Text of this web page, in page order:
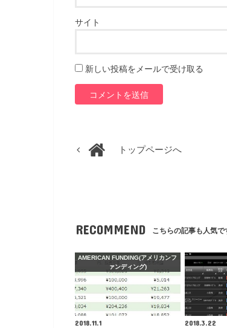
サイト
新しい投稿をメールで受け取る
トップページへ
RECOMMEND こちらの記事も人気で
AMERICAN FUNDING(アメリカンフ
ァンディング)
2018.11.1
2018.3.22